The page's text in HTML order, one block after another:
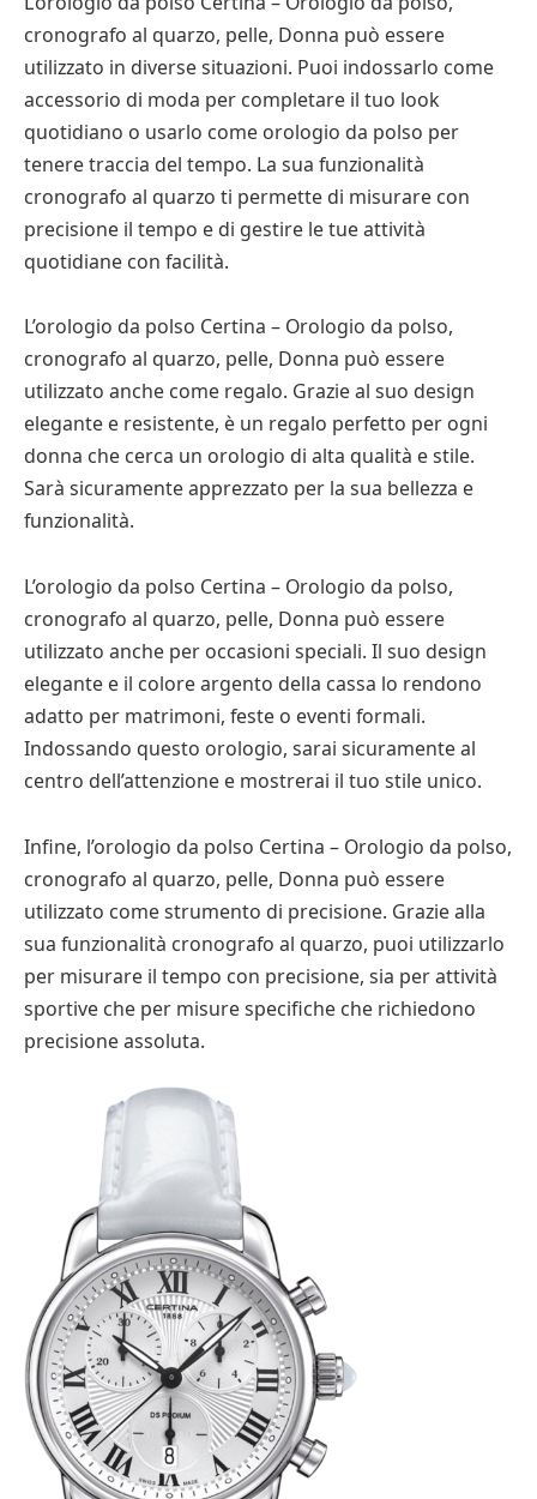
cronografo al quarzo, pelle, Donna può essere
utilizzato in diverse situazioni. Puoi indossarlo come
accessorio di moda per completare il tuo look
quotidiano o usarlo come orologio da polso per
tenere traccia del tempo. La sua funzionalità
cronografo al quarzo ti permette di misurare con
precisione il tempo e di gestire le tue attività
quotidiane con facilità.
L’orologio da polso Certina – Orologio da polso,
cronografo al quarzo, pelle, Donna può essere
utilizzato anche come regalo. Grazie al suo design
elegante e resistente, è un regalo perfetto per ogni
donna che cerca un orologio di alta qualità e stile.
Sarà sicuramente apprezzato per la sua bellezza e
funzionalità.
L’orologio da polso Certina – Orologio da polso,
cronografo al quarzo, pelle, Donna può essere
utilizzato anche per occasioni speciali. Il suo design
elegante e il colore argento della cassa lo rendono
adatto per matrimoni, feste o eventi formali.
Indossando questo orologio, sarai sicuramente al
centro dell’attenzione e mostrerai il tuo stile unico.
Infine, l’orologio da polso Certina – Orologio da polso,
cronografo al quarzo, pelle, Donna può essere
utilizzato come strumento di precisione. Grazie alla
sua funzionalità cronografo al quarzo, puoi utilizzarlo
per misurare il tempo con precisione, sia per attività
sportive che per misure specifiche che richiedono
precisione assoluta.